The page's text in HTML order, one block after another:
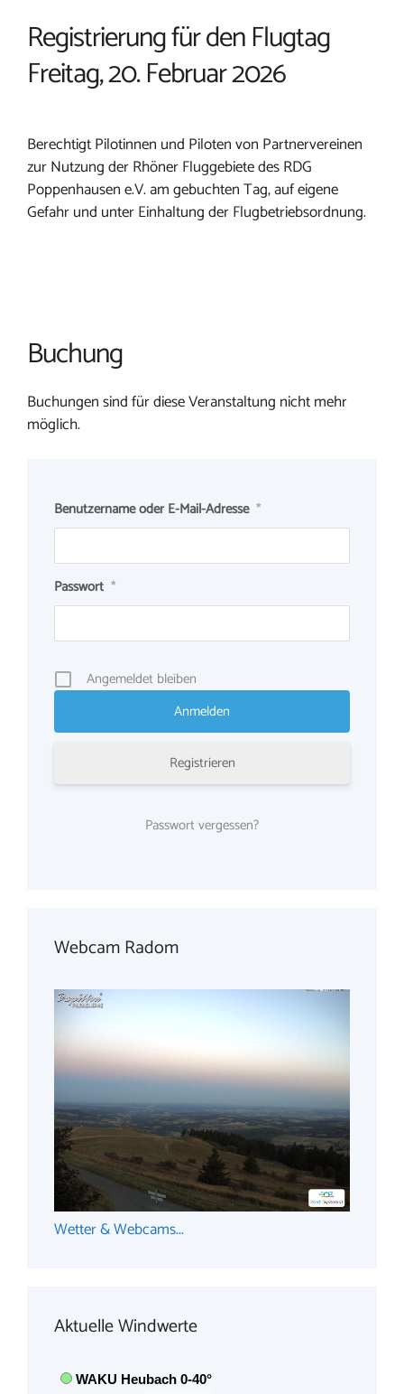
Registrierung für den Flugtag
Freitag, 20. Februar 2026
Berechtigt Pilotinnen und Piloten von Partnervereinen
zur Nutzung der Rhöner Fluggebiete des RDG
Poppenhausen e.V. am gebuchten Tag, auf eigene
Gefahr und unter Einhaltung der Flugbetriebsordnung.
Buchung
Buchungen sind für diese Veranstaltung nicht mehr
möglich.
Benutzername oder E-Mail-Adresse *
Passwort *
Angemeldet bleiben
Registrieren
Passwort vergessen?
Webcam Radom
Wetter & Webcams...
Aktuelle Windwerte